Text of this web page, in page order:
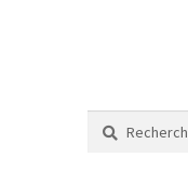
Recherche
pour :
Recherche